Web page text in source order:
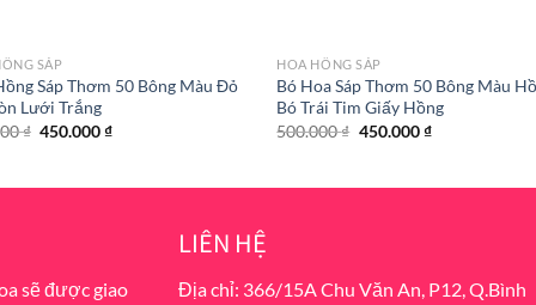
SÁP
Sáp Thơm 50 Bông Màu Đỏ
Lưới Trắng
₫ Original
450.000₫Current
HOA HỒNG SÁP
Bó Hoa Sáp Thơm 50 Bông Màu
Bó Trái Tim Giấy Hồng
500.000₫ Original
450.000₫Current
sẽ được giao
LIÊN HỆ
Địa chỉ: 366/15A Chu Văn An, P12, Q.Bình